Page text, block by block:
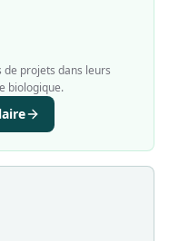
projets dans leurs
biologique.